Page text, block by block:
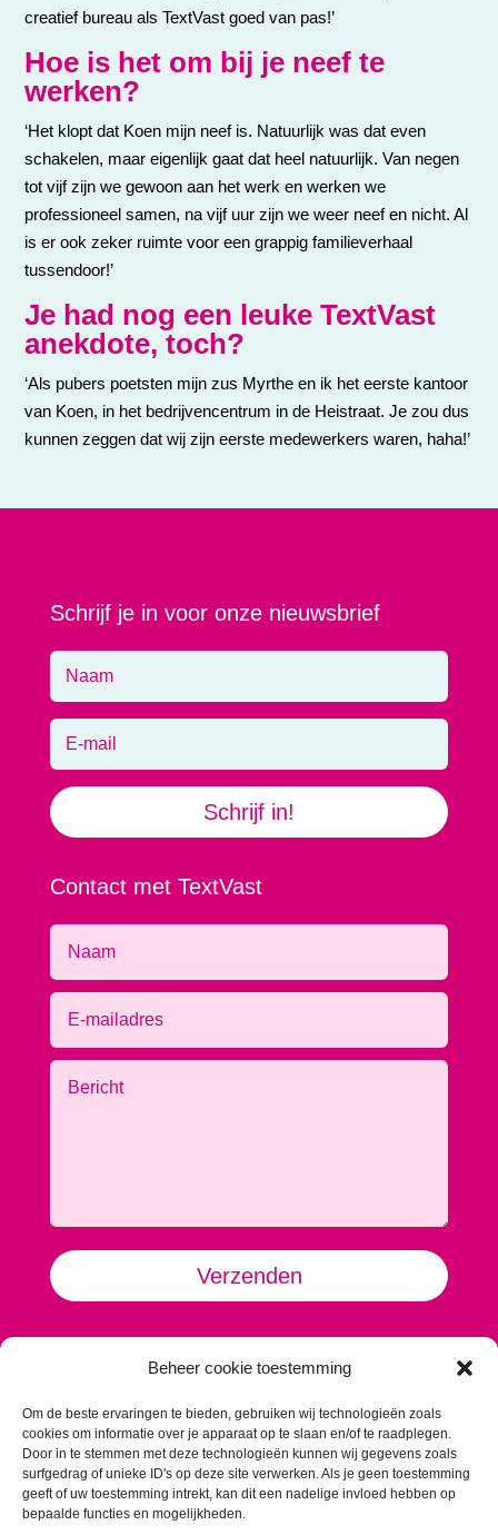
Beheer cookie toestemming
Om de beste ervaringen te bieden, gebruiken wij technologieën zoals
cookies om informatie over je apparaat op te slaan en/of te raadplegen.
Door in te stemmen met deze technologieën kunnen wij gegevens zoals
surfgedrag of unieke ID's op deze site verwerken. Als je geen toestemming
geeft of uw toestemming intrekt, kan dit een nadelige invloed hebben op
bepaalde functies en mogelijkheden.
creatief bureau als TextVast goed van pas!’
Hoe is het om bij je neef te
werken?
‘Het klopt dat Koen mijn neef is. Natuurlijk was dat even
schakelen, maar eigenlijk gaat dat heel natuurlijk. Van negen
tot vijf zijn we gewoon aan het werk en werken we
professioneel samen, na vijf uur zijn we weer neef en nicht. Al
is er ook zeker ruimte voor een grappig familieverhaal
tussendoor!’
Je had nog een leuke TextVast
anekdote, toch?
‘Als pubers poetsten mijn zus Myrthe en ik het eerste kantoor
van Koen, in het bedrijvencentrum in de Heistraat. Je zou dus
kunnen zeggen dat wij zijn eerste medewerkers waren, haha!’
Schrijf je in voor onze nieuwsbrief
Schrijf in!
Contact met TextVast
Verzenden
Alternative:
Krommeweg 2
Contact:
Koen: 06 13 77 08 25
koen@textvast.nl
Romy: 06 10 57 13 58